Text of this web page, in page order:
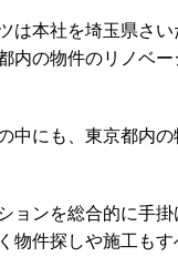
は本社を埼玉県さ
内の物件のリノベ
中にも、東京都内の
ョンを総合的に手掛
物件探しや施工もす